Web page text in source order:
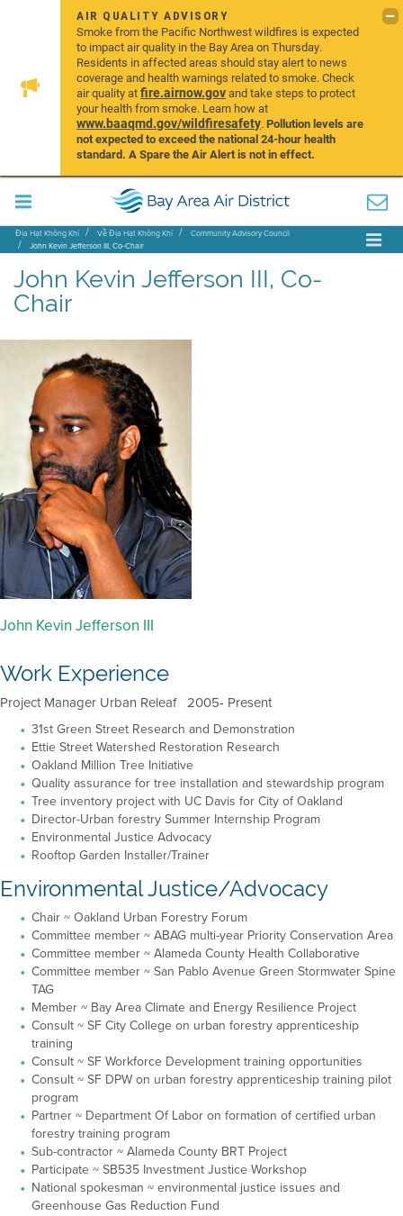
AIR QUALITY ADVISORY
Smoke from the Pacific Northwest wildfires is expected
to impact air quality in the Bay Area on Thursday.
Residents in affected areas should stay alert to news
coverage and health warnings related to smoke. Check
air quality atfire.airnow.govand take steps to protect
your health from smoke. Learn how at
www.baaqmd.gov/wildfiresafety.Pollution levels are
not expected to exceed the national 24-hour health
standard. A Spare the Air Alert is not in effect.
Địa Hạt Không Khí Về Địa Hạt Không Khí
Community Advisory Council
John Kevin Jefferson III, Co-Chair
John Kevin Jefferson III, Co-
Chair
John Kevin Jefferson III
Work Experience
Project Manager Urban Releaf 2005- Present
31st Green Street Research and Demonstration
Ettie Street Watershed Restoration Research
Oakland Million Tree Initiative
Quality assurance for tree installation and stewardship program
Tree inventory project with UC Davis for City of Oakland
Director-Urban forestry Summer Internship Program
Environmental Justice Advocacy
Rooftop Garden Installer/Trainer
Environmental Justice/Advocacy
Chair ~ Oakland Urban Forestry Forum
Committee member ~ ABAG multi-year Priority Conservation Area
Committee member ~ Alameda County Health Collaborative
Committee member ~ San Pablo Avenue Green Stormwater Spine
TAG
Member ~ Bay Area Climate and Energy Resilience Project
Consult ~ SF City College on urban forestry apprenticeship
training
Consult ~ SF Workforce Development training opportunities
Consult ~ SF DPW on urban forestry apprenticeship training pilot
program
Partner ~ Department Of Labor on formation of certified urban
forestry training program
Sub-contractor ~ Alameda County BRT Project
Participate ~ SB535 Investment Justice Workshop
National spokesman ~ environmental justice issues and
Greenhouse Gas Reduction Fund